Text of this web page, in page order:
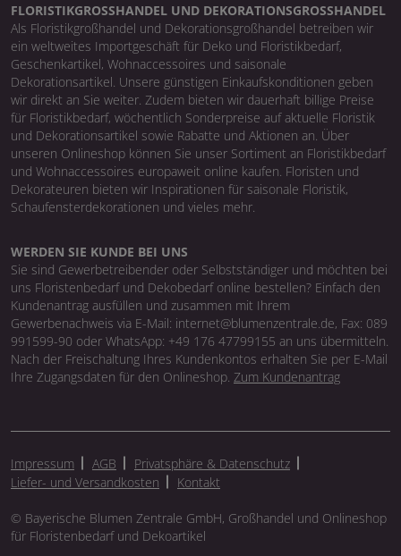
FLORISTIKGROSSHANDEL UND DEKORATIONSGROSSHANDEL
Als Floristikgroßhandel und Dekorationsgroßhandel betreiben wir
ein weltweites Importgeschäft für Deko und Floristikbedarf,
Geschenkartikel, Wohnaccessoires und saisonale
Dekorationsartikel. Unsere günstigen Einkaufskonditionen geben
wir direkt an Sie weiter. Zudem bieten wir dauerhaft billige Preise
für Floristikbedarf, wöchentlich Sonderpreise auf aktuelle Floristik
und Dekorationsartikel sowie Rabatte und Aktionen an. Über
unseren Onlineshop können Sie unser Sortiment an Floristikbedarf
und Wohnaccessoires europaweit online kaufen. Floristen und
Dekorateuren bieten wir Inspirationen für saisonale Floristik,
Schaufensterdekorationen und vieles mehr.
WERDEN SIE KUNDE BEI UNS
Sie sind Gewerbetreibender oder Selbstständiger und möchten bei
uns Floristenbedarf und Dekobedarf online bestellen? Einfach den
Kundenantrag ausfüllen und zusammen mit Ihrem
Gewerbenachweis via E-Mail: internet@blumenzentrale.de, Fax: 089
991599-90 oder WhatsApp: +49 176 47799155 an uns übermitteln.
Nach der Freischaltung Ihres Kundenkontos erhalten Sie per E-Mail
Ihre Zugangsdaten für den Onlineshop. Zum Kundenantrag
Impressum AGB
Privatsphäre & Datenschutz
Liefer- und Versandkosten
Kontakt
© Bayerische Blumen Zentrale GmbH, Großhandel und Onlineshop
für Floristenbedarf und Dekoartikel